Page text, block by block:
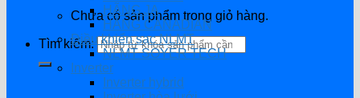
Chưa có sản phẩm trong giỏ hàng.
Tìm kiếm:
HÃNG JA
HÃNG CANADIAN
Điều khiển sạc NLMT
NLMT SOYER TECH
Inverter
Inverter hybrid